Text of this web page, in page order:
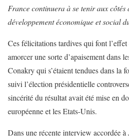
France continuera à se tenir aux
développement économique et social
Ces félicitations tardives qui font
amorcer une sorte d’apaisement dans
Conakry qui s’étaient tendues dans la
suivi l’élection présidentielle
sincérité du résultat avait été mise en
européenne et les Etats-Unis.
Dans une récente interview accordée à